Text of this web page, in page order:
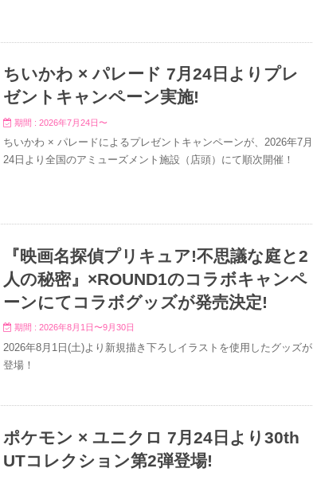
ちいかわ × パレード 7月24日よりプレ
ゼントキャンペーン実施!
期間 : 2026年7月24日〜
ちいかわ × パレードによるプレゼントキャンペーンが、2026年7月
24日より全国のアミューズメント施設（店頭）にて順次開催！
『映画名探偵プリキュア!不思議な庭と2
人の秘密』×ROUND1のコラボキャンペ
ーンにてコラボグッズが発売決定!
期間 : 2026年8月1日〜9月30日
2026年8月1日(土)より新規描き下ろしイラストを使用したグッズが
登場！
ポケモン × ユニクロ 7月24日より30th
UTコレクション第2弾登場!